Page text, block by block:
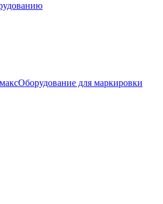
Оборудование для маркировки